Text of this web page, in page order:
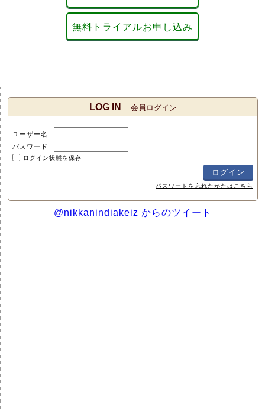
無料トライアルお申し込み
LOG IN 会員ログイン
ユーザー名
パスワード
ログイン状態を保存
パスワードを忘れたかたはこちら
@nikkanindiakeiz からのツイート